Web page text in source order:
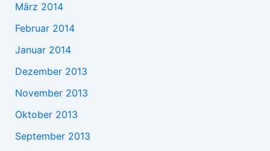
März 2014
Februar 2014
Januar 2014
Dezember 2013
November 2013
Oktober 2013
September 2013